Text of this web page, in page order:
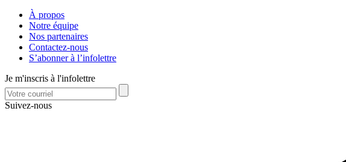
À propos
Notre équipe
Nos partenaires
Contactez-nous
S’abonner à l’infolettre
Je m'inscris à l'infolettre
Suivez-nous